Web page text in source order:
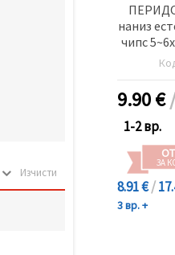
Изчисти
наниз
чипс
9.90€
1-2 вр.
ЗА
8.91 €/
3 вр. +